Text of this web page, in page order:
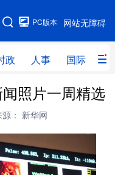
网站无障碍
PC版本
政 人事 国际 财
时政 人事
网评
球连线
量子 体育
照片一周精选
源： 新华网